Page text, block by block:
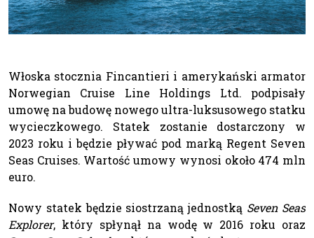
Włoska stocznia Fincantieri i amerykański armator
Norwegian Cruise Line Holdings Ltd. podpisały
umowę na budowę nowego ultra-luksusowego statku
wycieczkowego. Statek zostanie dostarczony w
2023 roku i będzie pływać pod marką Regent Seven
Seas Cruises. Wartość umowy wynosi około 474 mln
euro.
Nowy statek będzie siostrzaną jednostką Seven Seas
Explorer, który spłynął na wodę w 2016 roku oraz